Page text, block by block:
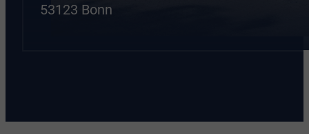
53123 Bonn